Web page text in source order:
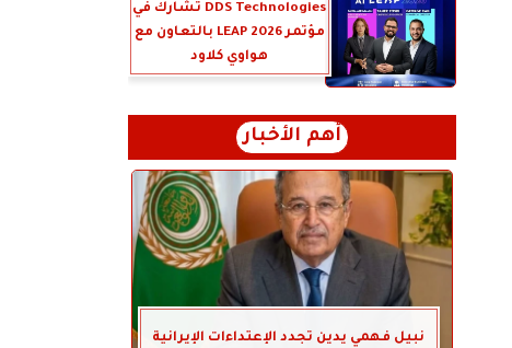
DDS Technologies تشارك في
مؤتمر LEAP 2026 بالتعاون مع
هواوي كلاود
أهم الأخبار
نبيل فهمي يدين تجدد الإعتداءات الإيرانية